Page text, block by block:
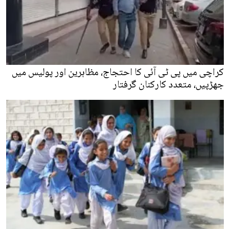
کراچی میں پی ٹی آئی کا احتجاج، مظاہرین اور پولیس میں
جھڑپیں، متعدد کارکنان گرفتار